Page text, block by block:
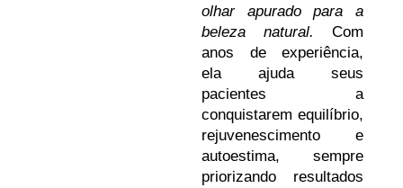
olhar apurado para a
beleza natural.
Com
anos de experiência,
ela ajuda seus
pacientes a
conquistarem equilíbrio,
rejuvenescimento e
autoestima, sempre
priorizando resultados